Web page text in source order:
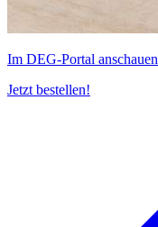
Im DEG-Portal anschauen
Jetzt bestellen!